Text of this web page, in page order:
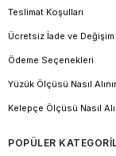
Teslimat Koşulları
Ücretsiz İade ve Değişim
Ödeme Seçenekleri
Yüzük Ölçüsü Nasıl
Kelepçe Ölçüsü Nasıl
POPÜLER